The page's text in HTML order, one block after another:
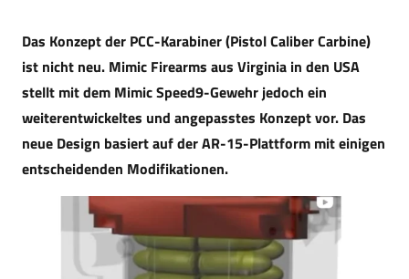
Das Konzept der PCC-Karabiner (Pistol Caliber Carbine)
ist nicht neu. Mimic Firearms aus Virginia in den USA
stellt mit dem Mimic Speed9-Gewehr jedoch ein
weiterentwickeltes und angepasstes Konzept vor. Das
neue Design basiert auf der AR-15-Plattform mit einigen
entscheidenden Modifikationen.